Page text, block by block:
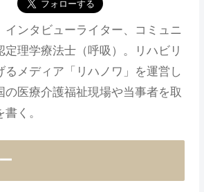
インタビューライター、コミュニ
定理学療法士（呼吸）。リハビリ
るメディア「リハノワ」を運営し
の医療介護福祉現場や当事者を取
く。